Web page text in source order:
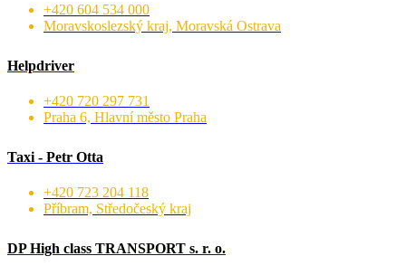
+420 604 534 000
Moravskoslezský kraj, Moravská Ostrava
Helpdriver
+420 720 297 731
Praha 6, Hlavní město Praha
Taxi - Petr Otta
+420 723 204 118
Příbram, Středočeský kraj
DP High class TRANSPORT s. r. o.